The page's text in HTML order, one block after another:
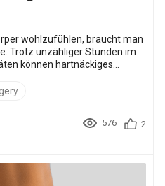
wohlzufühlen, braucht man
Trotz unzähliger Stunden im
können hartnäckiges
in den letzten
Sie also, welche Art der576 2